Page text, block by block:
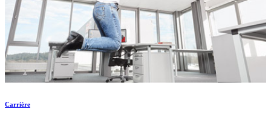
Carrière